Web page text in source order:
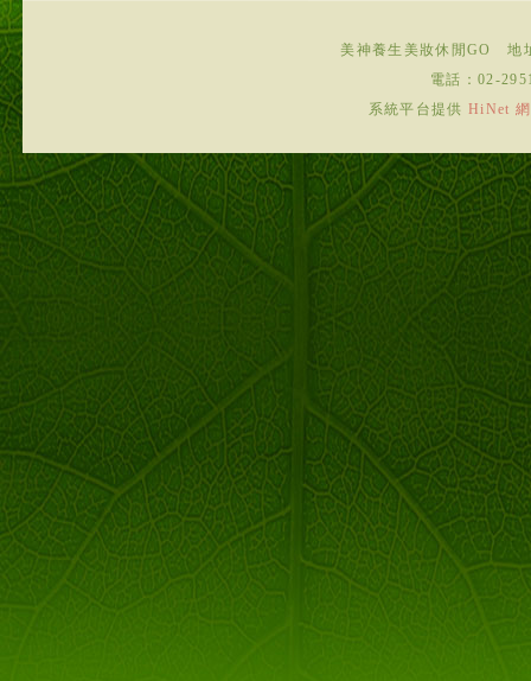
美神養生美妝休閒GO
地
電話： 02-
系統平台提供HiNet